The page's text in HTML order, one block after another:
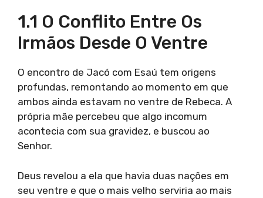
1.1 O Conflito Entre Os
Irmãos Desde O Ventre
O encontro de Jacó com Esaú tem origens
profundas, remontando ao momento em que
ambos ainda estavam no ventre de Rebeca. A
própria mãe percebeu que algo incomum
acontecia com sua gravidez, e buscou ao
Senhor.
Deus revelou a ela que havia duas nações em
seu ventre e que o mais velho serviria ao mais